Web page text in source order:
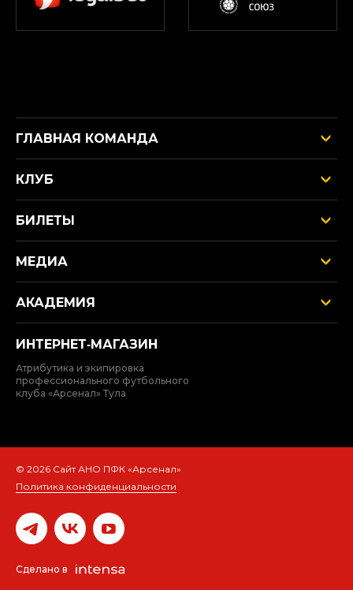
ГЛАВНАЯ КОМАНДА
КЛУБ
БИЛЕТЫ
МЕДИА
АКАДЕМИЯ
ИНТЕРНЕТ‑МАГАЗИН
Атрибутика и экипировка
профессионального футбольного
клуба «Арсенал» Тула
© 2026 Сайт АНО ПФК «Арсенал»
Политика конфиденциальности
Сделано в